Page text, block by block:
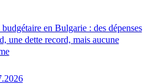
en Bulgarie : des dépenses
une dette record, mais aucune